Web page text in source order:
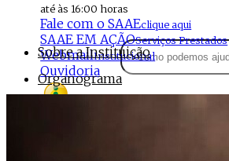
até às 16:00 horas
Fale com o SAAEclique aqui
SAAE EM AÇÃOServiços Prestados
WebmailInstitucional
Ouvidoria
Sobre a Instituição
Organograma